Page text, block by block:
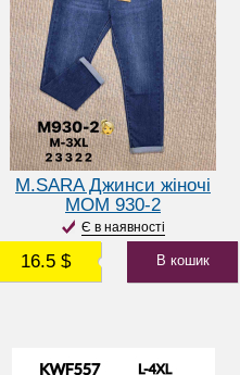
M.SARA Джинси жіночі
МОМ 930-2
Є в наявності
16.5 $ В кошик